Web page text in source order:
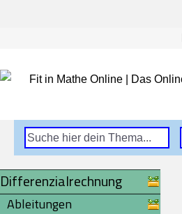
Differenzialrechnung
Ableitungen